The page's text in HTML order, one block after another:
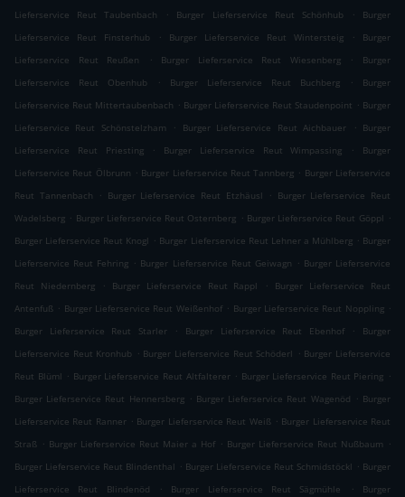
Lieferservice Reut Taubenbach
. Burger Lieferservice Reut Schönhub .
Burger
Lieferservice Reut Finsterhub
. Burger Lieferservice Reut Wintersteig .
Burger
Lieferservice Reut Reußen
. Burger Lieferservice Reut Wiesenberg .
Burger
Lieferservice Reut Obenhub
. Burger Lieferservice Reut Buchberg .
Burger
Lieferservice Reut Mittertaubenbach . Burger Lieferservice Reut Staudenpoint . Burger
Lieferservice Reut Schönstelzham
. Burger Lieferservice Reut Aichbauer . Burger
Lieferservice Reut Priesting
. Burger Lieferservice Reut Wimpassing .
Burger
Lieferservice Reut Ölbrunn . Burger Lieferservice Reut Tannberg . Burger Lieferservice
Reut Tannenbach
. Burger Lieferservice Reut Etzhäusl . Burger Lieferservice Reut
Wadelsberg . Burger Lieferservice Reut Osternberg . Burger Lieferservice Reut Göppl .
Burger Lieferservice Reut Knogl . Burger Lieferservice Reut Lehner a Mühlberg . Burger
Lieferservice Reut Fehring . Burger Lieferservice Reut Geiwagn . Burger Lieferservice
Reut Niedernberg
. Burger Lieferservice Reut Rappl .
Burger Lieferservice Reut
Antenfuß . Burger Lieferservice Reut Weißenhof . Burger Lieferservice Reut Noppling .
Burger Lieferservice Reut Starler
. Burger Lieferservice Reut Ebenhof .
Burger
Lieferservice Reut Kronhub . Burger Lieferservice Reut Schöderl . Burger Lieferservice
Reut Blüml . Burger Lieferservice Reut Altfalterer . Burger Lieferservice Reut Piering .
Burger Lieferservice Reut Hennersberg . Burger Lieferservice Reut Wagenöd . Burger
Lieferservice Reut Ranner . Burger Lieferservice Reut Weiß . Burger Lieferservice Reut
Straß . Burger Lieferservice Reut Maier a Hof . Burger Lieferservice Reut Nußbaum .
Burger Lieferservice Reut Blindenthal . Burger Lieferservice Reut Schmidstöckl . Burger
Lieferservice Reut Blindenöd
. Burger Lieferservice Reut Sägmühle .
Burger